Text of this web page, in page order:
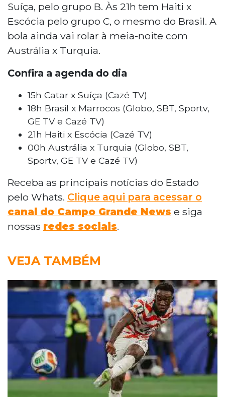
Suíça, pelo grupo B. Às 21h tem Haiti x
Escócia pelo grupo C, o mesmo do Brasil. A
bola ainda vai rolar à meia-noite com
Austrália x Turquia.
Confira a agenda do dia
15h Catar x Suíça (Cazé TV)
18h Brasil x Marrocos (Globo, SBT, Sportv,
GE TV e Cazé TV)
21h Haiti x Escócia (Cazé TV)
00h Austrália x Turquia (Globo, SBT,
Sportv, GE TV e Cazé TV)
Receba as principais notícias do Estado
pelo Whats. Clique aqui para acessar o
canal do Campo Grande News e siga
nossas redes sociais.
VEJA TAMBÉM